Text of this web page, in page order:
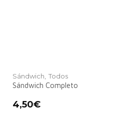
Sándwich, Todos
Sándwich Completo
4,50€